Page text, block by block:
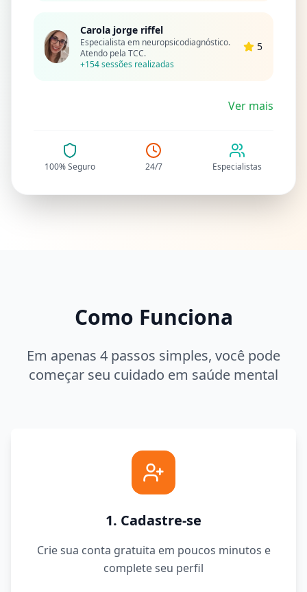
Carola jorge riffel
Especialista em neuropsicodiagnóstico.
Atendo pela TCC.
+154 sessões realizadas
5
Ver mais
100% Seguro 24/7 Especialistas
Como Funciona
Em apenas 4 passos simples, você pode
começar seu cuidado em saúde mental
1. Cadastre-se
Crie sua conta gratuita em poucos minutos e
complete seu perfil